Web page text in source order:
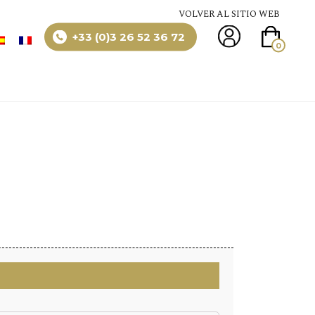
VOLVER AL SITIO WEB
+33 (0)3 26 52 36 72
0